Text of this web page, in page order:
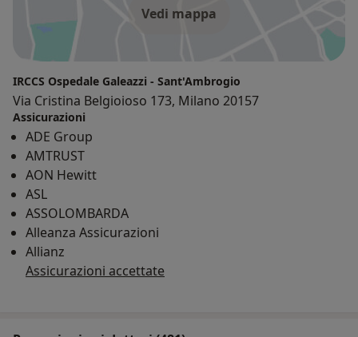
Vedi mappa
IRCCS Ospedale Galeazzi - Sant'Ambrogio
Via Cristina Belgioioso 173, Milano 20157
Assicurazioni
ADE Group
AMTRUST
AON Hewitt
ASL
ASSOLOMBARDA
Alleanza Assicurazioni
Allianz
Assicurazioni accettate